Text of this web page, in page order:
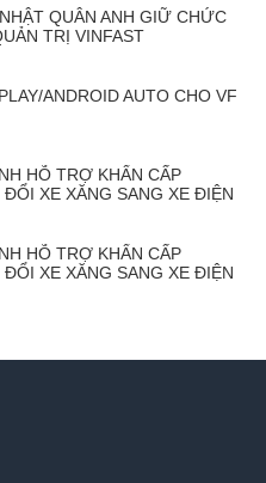
QUÂN ANH GIỮ CHỨC
TRỊ VINFAST
ANDROID AUTO CHO VF
HỖ TRỢ KHẨN CẤP
ĐỔI XE XĂNG SANG XE ĐIỆN
HỖ TRỢ KHẨN CẤP
ĐỔI XE XĂNG SANG XE ĐIỆN